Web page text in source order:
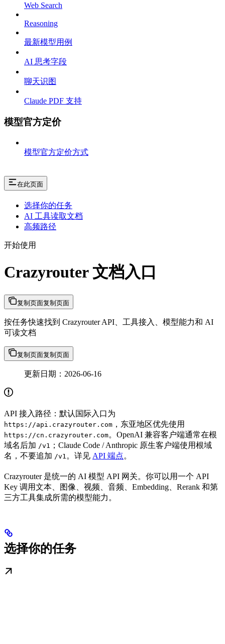
Web Search
Reasoning
最新模型用例
AI 思考字段
聊天识图
Claude PDF 支持
模型官方定价
模型官方定价方式
在此页面
选择你的任务
AI 工具读取文档
高频路径
开始使用
Crazyrouter 文档入口
复制页面复制页面
按任务快速找到 Crazyrouter API、工具接入、模型能力和 AI
可读文档
复制页面复制页面
更新日期：2026-06-16
API 接入路径：默认国际入口为
https://api.crazyrouter.com ，东亚地区优先使用
https://cn.crazyrouter.com。OpenAI 兼容客户端通常在根
域名后加 /v1
；Claude Code / Anthropic 原生客户端使用根域
名，不要追加 /v1 。详见 API 端点。
Crazyrouter 是统一的 AI 模型 API 网关。你可以用一个 API
Key 调用文本、图像、视频、音频、Embedding、Rerank 和第
三方工具集成所需的模型能力。
选择你的任务